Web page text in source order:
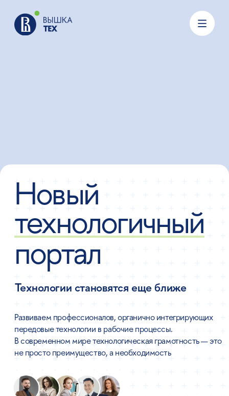
Развиваем профессионалов, органично интегрирующих
передовые технологии в рабочие процессы.
не просто преимущество, а необходимость
портал
технологичный
Технологии становятся еще ближе
ВышкаОнлайн— это
онлайн-кампус НИУ